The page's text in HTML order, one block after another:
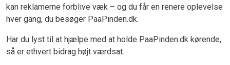
kan reklamerne forblive væk – og du får en renere oplevelse
hver gang, du besøger PaaPinden.dk.
Har du lyst til at hjælpe med at holde PaaPinden.dk kørende,
så er ethvert bidrag højt værdsat.